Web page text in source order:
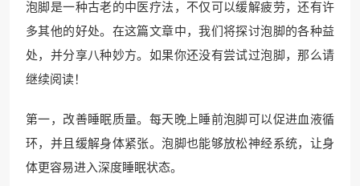
泡脚是一种古老的中医疗法，不仅可以缓解疲劳，还有许
多其他的好处。在这篇文章中，我们将探讨泡脚的各种益
处，并分享八种妙方。如果你还没有尝试过泡脚，那么请
继续阅读！
第一，改善睡眠质量。每天晚上睡前泡脚可以促进血液循
环，并且缓解身体紧张。泡脚也能够放松神经系统，让身
体更容易进入深度睡眠状态。